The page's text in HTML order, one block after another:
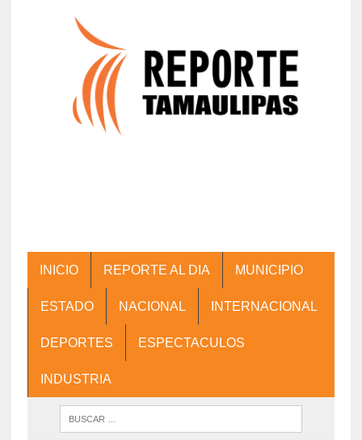
INICIO REPORTE AL DIA MUNICIPIO
ESTADO NACIONAL INTERNACIONAL
DEPORTES ESPECTACULOS
INDUSTRIA